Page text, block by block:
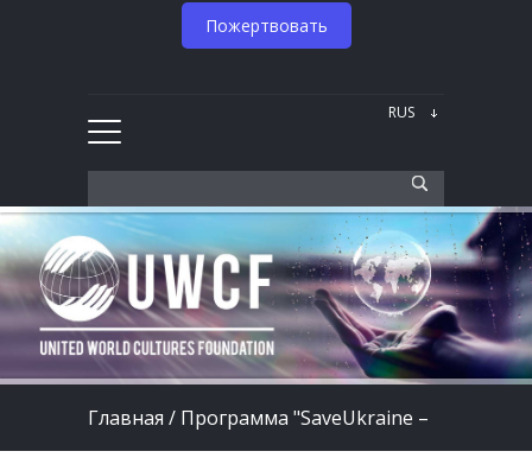
Пожертвовать
Главная / Программа "SaveUkraine –